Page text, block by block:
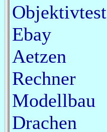
Objektivtest
Ebay
Aetzen
Rechner
Modellbau
Drachen